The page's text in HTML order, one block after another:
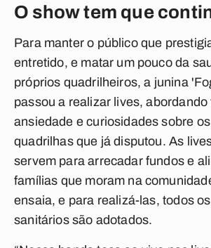
O show tem que
Para manter o público que
entretido, e matar um pouco da
próprios quadrilheiros, a junina
passou a realizar lives,
ansiedade e curiosidades sobre
quadrilhas que já disputou. As
servem para arrecadar fundos e
famílias que moram na
ensaia, e para realizá-las, todos
sanitários são adotados.